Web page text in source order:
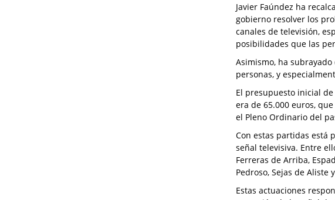
Javier Faúndez ha
gobierno resolver los
canales de televisión,
posibilidades que las
Asimismo, ha
personas, y
El presupuesto inicial
era de 65.000 euros,
el Pleno Ordinario del
Con estas partidas está
señal televisiva. Entre
Ferreras de Arriba,
Pedroso, Sejas de Aliste
Estas actuaciones